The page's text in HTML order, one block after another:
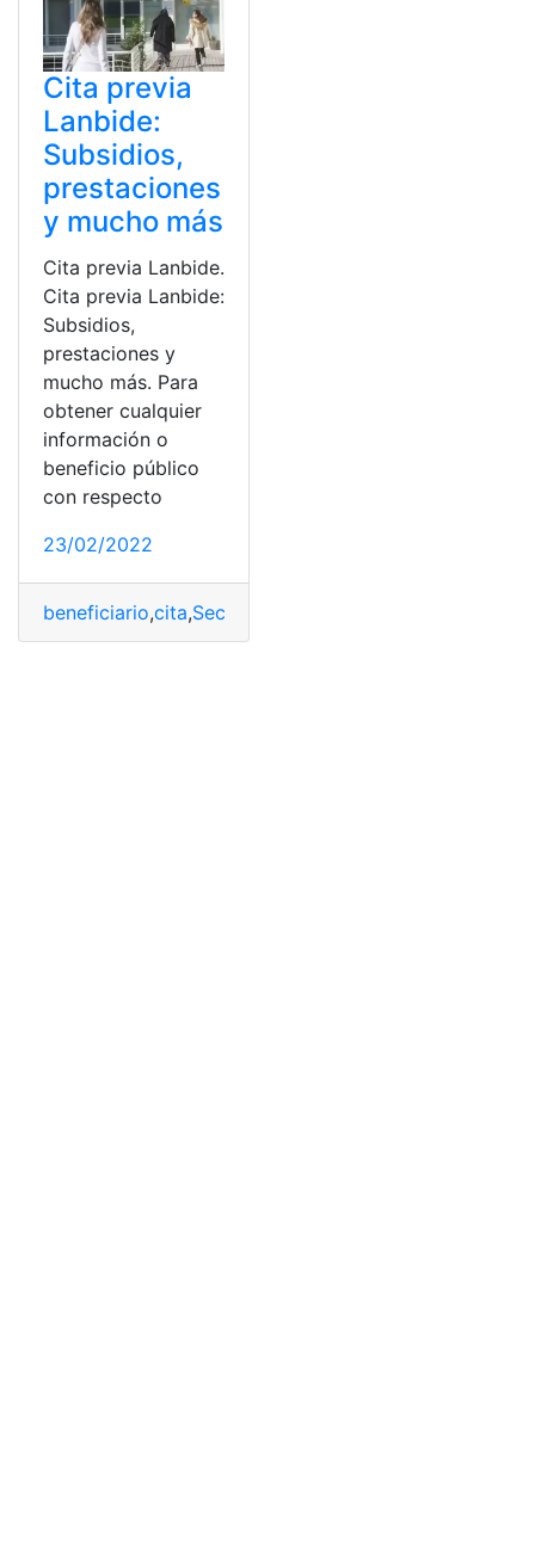
Cita previa
Lanbide:
Subsidios,
prestaciones
y mucho más
Cita previa Lanbide.
Cita previa Lanbide:
Subsidios,
prestaciones y
mucho más. Para
obtener cualquier
información o
beneficio público
con respecto
23/02/2022
beneficiario,cita,Sector Público